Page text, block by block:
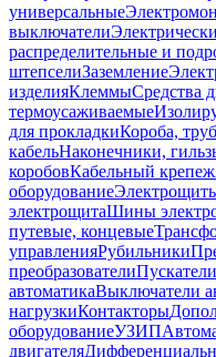
универсальные
выключатели
распределительные и
штепселиЗаземление
изделияКлеммыСредства
термоусаживаемые
для прокладкиКороба,
кабельНаконечники,
коробовКабельный крепеж
оборудование
электрощитаШины
путевые, концевые
управленияРубильники
преобразователи
автоматикаВыключатели
нагрузкиКонтакторы
оборудованиеУЗИП
двигателя